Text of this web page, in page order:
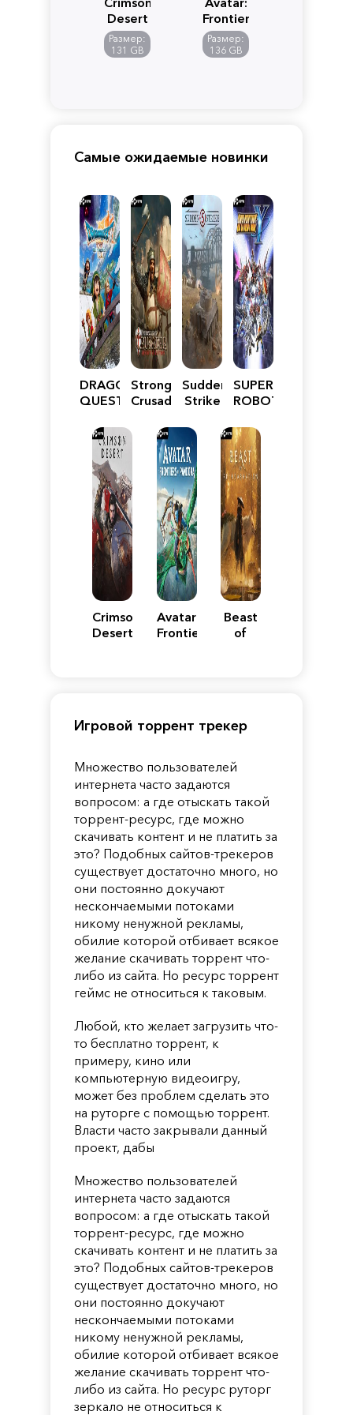
Desert
Размер:
131 GB
Frontiers
of
Pandora
Размер:
136 GB
Самые ожидаемые новинки
DRAGON
QUEST
Reimagined
Stronghold
Crusader:
Edition
Sudden
Strike
SUPER
ROBOT
Y
Crimson
Desert
Avatar:
Frontiers
Beast
of
Игровой торрент трекер
Множество пользователей
интернета часто задаются
вопросом: а где отыскать такой
торрент-ресурс, где можно
скачивать контент и не платить за
это? Подобных сайтов-трекеров
существует достаточно много, но
они постоянно докучают
нескончаемыми потоками
никому ненужной рекламы,
обилие которой отбивает всякое
желание скачивать торрент что-
либо из сайта. Но ресурс торрент
геймс не относиться к таковым.
Любой, кто желает загрузить что-
то бесплатно торрент, к
примеру, кино или
компьютерную видеоигру,
может без проблем сделать это
на руторге с помощью торрент.
Власти часто закрывали данный
проект, дабы
Множество пользователей
интернета часто задаются
вопросом: а где отыскать такой
торрент-ресурс, где можно
скачивать контент и не платить за
это? Подобных сайтов-трекеров
существует достаточно много, но
они постоянно докучают
нескончаемыми потоками
никому ненужной рекламы,
обилие которой отбивает всякое
желание скачивать торрент что-
либо из сайта. Но ресурс руторг
зеркало не относиться к